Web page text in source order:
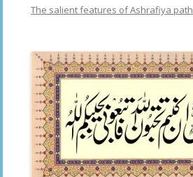
The salient features of Ashrafiya path